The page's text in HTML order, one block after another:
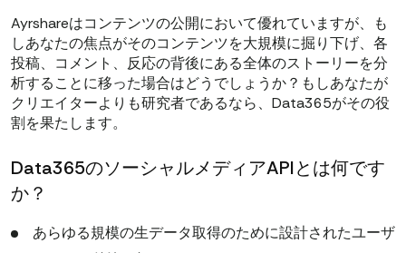
Ayrshareはコンテンツの公開において優れていますが、も
しあなたの焦点がそのコンテンツを大規模に掘り下げ、各
投稿、コメント、反応の背後にある全体のストーリーを分
析することに移った場合はどうでしょうか？もしあなたが
クリエイターよりも研究者であるなら、Data365がその役
割を果たします。
Data365のソーシャルメディアAPIとは何です
か？
あらゆる規模の生データ取得のために設計されたユーザ